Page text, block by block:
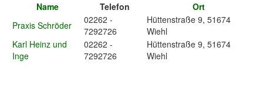
Name Telefon
Ort
Praxis Schröder
02262 -
7292726
Hüttenstraße 9, 51674
Wiehl
Karl Heinz und
Inge
02262 -
7292726
Hüttenstraße 9, 51674
Wiehl